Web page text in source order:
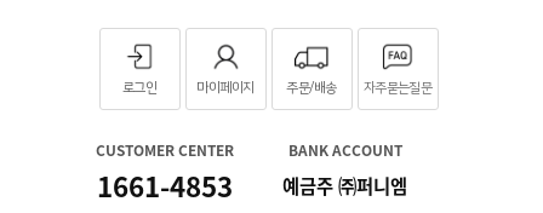
로그인 마이페이지 주문/배송 자주묻는질문
CUSTOMER CENTER
1661-4853
BANK ACCOUNT
예금주 ㈜퍼니엠